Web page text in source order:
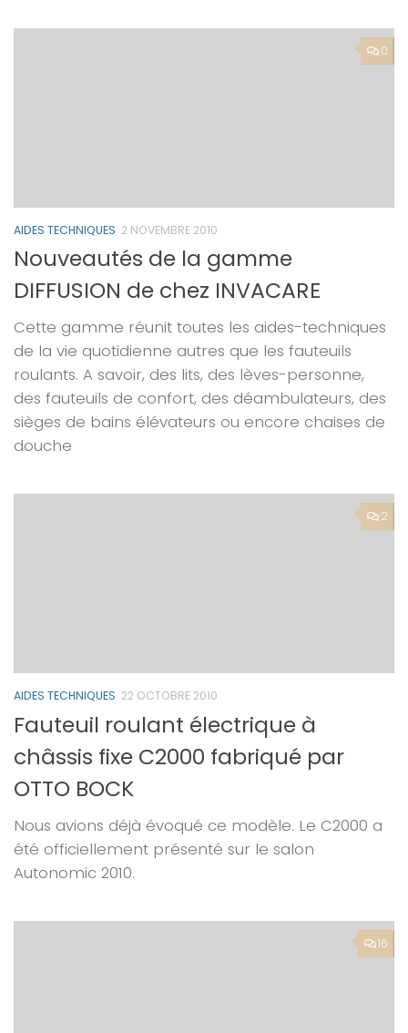
0
AIDES TECHNIQUES 2 NOVEMBRE 2010
Nouveautés de la gamme
DIFFUSION de chez INVACARE
Cette gamme réunit toutes les aides-techniques
de la vie quotidienne autres que les fauteuils
roulants. A savoir, des lits, des lèves-personne,
des fauteuils de confort, des déambulateurs, des
sièges de bains élévateurs ou encore chaises de
douche
2
AIDES TECHNIQUES 22 OCTOBRE 2010
Fauteuil roulant électrique à
châssis fixe C2000 fabriqué par
OTTO BOCK
Nous avions déjà évoqué ce modèle. Le C2000 a
été officiellement présenté sur le salon
Autonomic 2010.
16